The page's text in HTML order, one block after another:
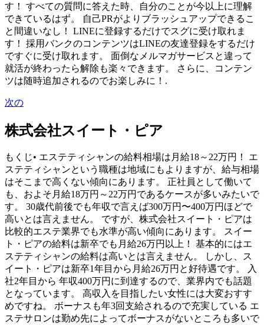
す！ すべての質問に答えた時、自分のことが今以上に理解
できているはず。 自己PRがよりブラッシュアップできるこ
と間違いなし！ LINEに登録するだけでスグに受け取れま
す！ 採用バンクのコンテンツはLINEの友達登録をするだけ
ですぐに受け取れます。 面倒なメルマガサービスと違って
就活が終わったら解除も楽々できます。 さらに、コンテン
ツは随時追加されるのでお楽しみに！.
次の
株式会社スイート・ピア
もくじ• エステティシャンの給料相場は月給18～22万円！ エ
ステティシャンという職種は地域にもよりますが、給与相場
はそこまで高くない傾向にあります。 正社員として働いて
も、およそ月給18万円～22万円であるケースが多いみたいで
す。 30歳代前後でも年収で言えば300万円〜400万円ほどで
高いとは言えません。 ですが、株式会社スイート・ピアは
比較的エステ業界でも水準が高い傾向にあります。 スイー
ト・ピアの給料は新卒でも月給26万円以上！ 基本的にはエ
ステティシャンの給料は高いとは言えません。 しかし、ス
イート・ピアは新卒1年目から月給26万円と好待遇です。 入
社2年目から 年収400万円に到達するので、業界内でも話題
となっています。 高収入を目指したい女性には大変おすす
めですね。 ボーナスも年3回支給されるので充実している エ
ステサロンは勤め先によってボーナスがないところも多いで